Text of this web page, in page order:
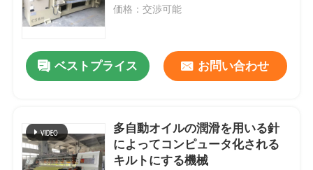
製品
価格：交渉可能
ベストプライス お問い合わせ
多自動オイルの潤滑を用いる針
によってコンピュータ化される
キルトにする機械